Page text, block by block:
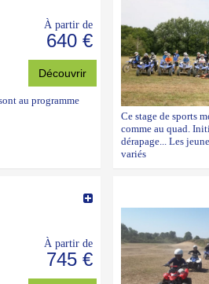
À partir de
640 €
Découvrir
au programme
Ce stage de sports
comme au quad.
dérapage... Les
variés
À partir de
745 €